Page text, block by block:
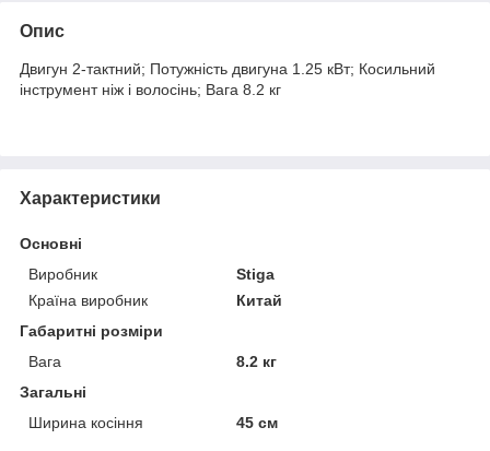
Опис
Двигун 2-тактний; Потужність двигуна 1.25 кВт; Косильний
інструмент ніж і волосінь; Вага 8.2 кг
Характеристики
Основні
Виробник
Stiga
Країна виробник
Китай
Габаритні розміри
Вага
8.2 кг
Загальні
Ширина косіння
45 см